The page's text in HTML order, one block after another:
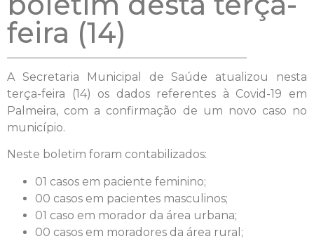
feira (14)
A Secretaria Municipal de Saúde atualizou nesta
terça-feira (14) os dados referentes à Covid-19 em
Palmeira, com a confirmação de um novo caso no
município.
Neste boletim foram contabilizados:
01 casos em paciente feminino;
00 casos em pacientes masculinos;
01 caso em morador da área urbana;
00 casos em moradores da área rural;